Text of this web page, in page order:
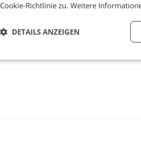
Cookie-Richtlinie zu. Weitere
DETAILS ANZEIGEN